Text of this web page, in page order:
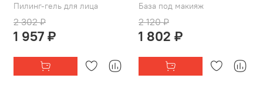
Пилинг-гель для лица
2 302 ₽
1 957 ₽
База под макияж
2 120 ₽
1 802 ₽